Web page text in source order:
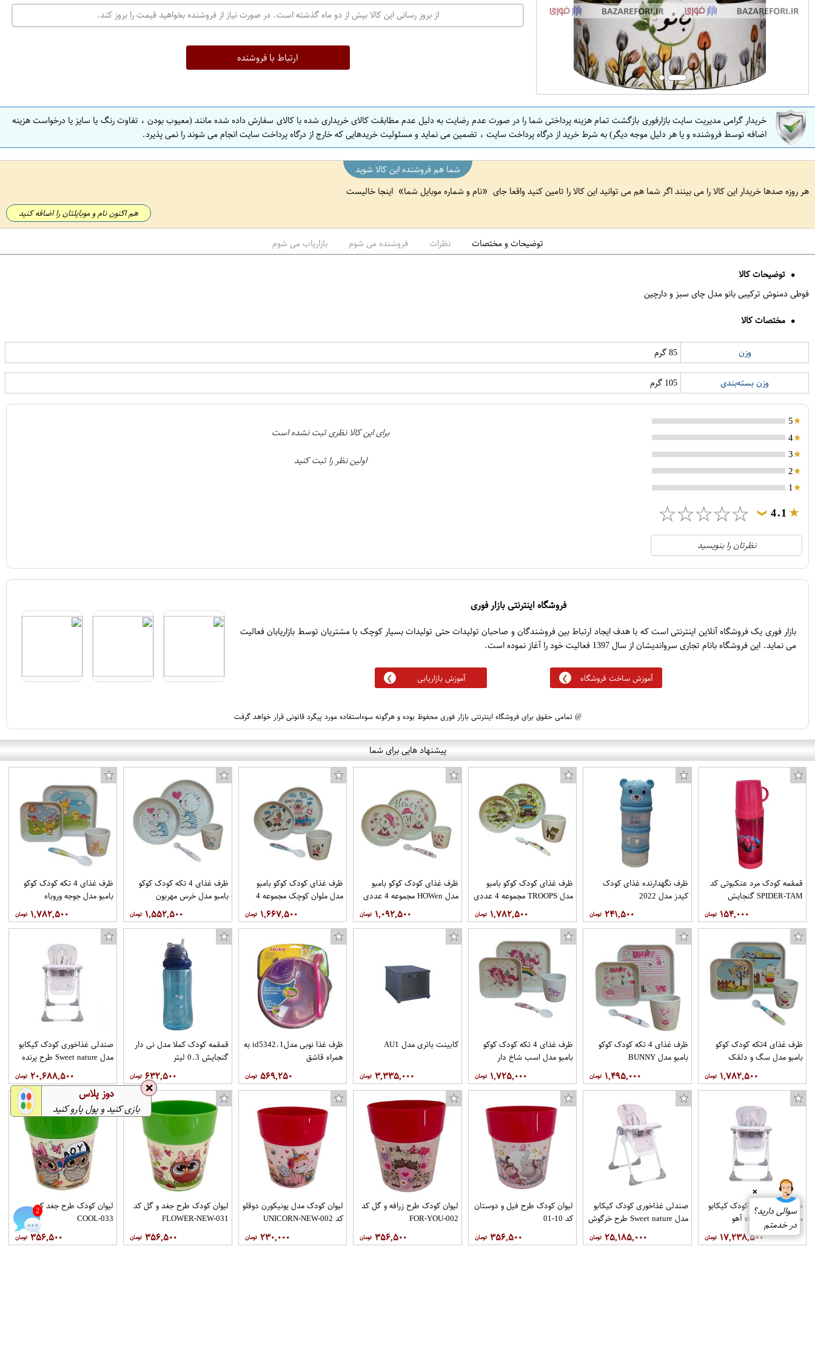
ت
ه
ن
ص
ف
ه
ا
ف
ه
از بروز رسانی این کالا بیش از دو ماه گذشته است. در صورت نیاز از فروشنده بخواهید قیمت را بروز کند.
ارتباط با فروشنده
خریدار گرامی مدیریت سایت بازارفوری بازگشت تمام هزینه پرداختی شما را در صورت عدم رضایت به دلیل عدم مطابقت کالای خریداری شده با کالای سفارش داده شده مانند (معیوب بودن ، تفاوت رنگ یا سایز یا درخواست هزینه
اضافه توسط فروشنده و یا هر دلیل موجه دیگر) به شرط خرید از درگاه پرداخت سایت ، تضمین می نماید و مسئولیت خریدهایی که خارج از درگاه پرداخت سایت انجام می شوند را نمی پذیرد.
شما هم فروشنده این کالا شوید
هر روزه صدها خریدار این کالا را می بینند اگر شما هم می توانید این کالا را تامین کنید واقعا جای
نام و شماره موبایل شما اینجا خالیست
هم اکنون نام و موبایلتان را اضافه کنید
توضیحات و مختصات نظرات فروشنده می شوم بازاریاب می شوم
توضیحات کالا
فوطی دمنوش ترکیبی بانو مدل چای سبز و دارچین
مختصات کالا
وزن 85 گرم
وزن بسته‌بندی 105 گرم
5
4
3
2
1
4.1
❯
☆
☆
☆
☆
☆
21
3
1
1
5
نظرتان را بنویسید
برای این کالا نظری ثبت نشده است
اولین نظر را ثبت کنید
فروشگاه اینترنتی بازار فوری
بازار فوری یک فروشگاه آنلاین اینترنتی است که با هدف ایجاد ارتباط بین فروشندگان و صاحبان تولیدات حتی تولیدات بسیار کوچک با مشتریان توسط بازاریابان فعالیت
می نماید. این فروشگاه بانام تجاری سرواندیشان از سال 1397 فعالیت خود را آغاز نموده است.
آموزش ساخت فروشگاه آموزش بازاریابی
@ تمامی حقوق برای فروشگاه اینترنتی بازار فوری محفوظ بوده و هرگونه سوءاستفاده مورد پیگرد قانونی قرار خواهد گرفت
پیشنهاد هایی برای شما
قمقمه کودک مرد عنکبوتی کد
SPIDER-TAM گنجایش
۱۵۴,۰۰۰
ظرف نگهدارنده غذای کودک
کیدز مدل 2022
۲۴۱,۵۰۰
ظرف غذای کودک کوکو بامبو
مدل TROOPS مجموعه 4 عددی
۱,۷۸۲,۵۰۰
ظرف غذای کودک کوکو بامبو
مدل HOWen مجموعه 4 عددی
۱,۰۹۲,۵۰۰
ظرف غذای کودک کوکو بامبو
مدل ملوان کوچک مجموعه 4
۱,۶۶۷,۵۰۰
ظرف غذای 4 تکه کودک کوکو
بامبو مدل خرس مهربون
۱,۵۵۲,۵۰۰
ظرف غذای 4 تکه کودک کوکو
بامبو مدل جوجه وروباه
۱,۷۸۲,۵۰۰
ظرف غذای 4تکه کودک کوکو
بامبو مدل سگ و دلقک
۱,۷۸۲,۵۰۰
ظرف غذای 4 تکه کودک کوکو
بامبو مدل BUNNY
۱,۴۹۵,۰۰۰
ظرف غذای 4 تکه کودک کوکو
بامبو مدل اسب شاخ دار
۱,۷۲۵,۰۰۰
کابینت باتری مدل AU1
۳,۳۳۵,۰۰۰
ظرف غذا نوبی مدلid5342.1 به
همراه قاشق
۵۶۹,۲۵۰
قمقمه کودک کملا مدل نی دار
گنجایش 0.3 لیتر
۶۳۲,۵۰۰
صندلی غذاخوری کودک کیکابو
مدل Sweet nature طرح پرنده
۲۰,۶۸۸,۵۰۰
صندلی غذاخوری کودک کیکابو
مدل sweet Nature آهو
۱۷,۲۳۸,۵۰۰
صندلی غذاخوری کودک کیکابو
مدل Sweet nature طرح خرگوش
۲۵,۱۸۵,۰۰۰
لیوان کودک طرح فیل و دوستان
کد 10-01
۳۵۶,۵۰۰
لیوان کودک طرح زرافه و گل کد
FOR-YOU-002
۳۵۶,۵۰۰
لیوان کودک مدل یونیکورن دوقلو
کد UNICORN-NEW-002
۲۳۰,۰۰۰
لیوان کودک طرح جغد و گل کد
FLOWER-NEW-031
۳۵۶,۵۰۰
لیوان کودک طرح جغد کد
COOL-033
۳۵۶,۵۰۰
❌
سوالی دارید؟
در خدمتم
2
❌ دوز پلاس
بازی کنید و پول پارو کنید